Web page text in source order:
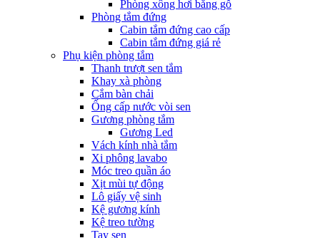
Phòng xông hơi bằng gỗ
Phòng tắm đứng
Cabin tắm đứng cao cấp
Cabin tắm đứng giá rẻ
Phụ kiện phòng tắm
Thanh trượt sen tắm
Khay xà phòng
Cắm bàn chải
Ống cấp nước vòi sen
Gương phòng tắm
Gương Led
Vách kính nhà tắm
Xi phông lavabo
Móc treo quần áo
Xịt mùi tự động
Lô giấy vệ sinh
Kệ gương kính
Kệ treo tường
Tay sen